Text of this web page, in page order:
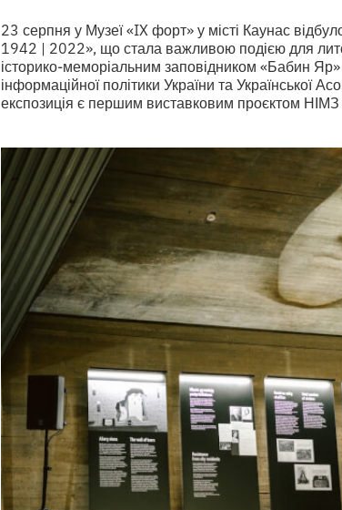
23 серпня у Музеї «IX форт» у місті Каунас
1942 | 2022», що стала важливою подією для
історико-меморіальним заповідником «Бабин Яр»
інформаційної політики України та Української
експозиція є першим виставковим проєктом